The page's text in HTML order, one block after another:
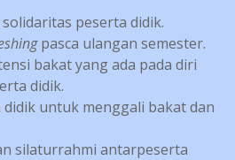
peserta didik.
pasca ulangan semester.
bakat yang ada pada diri
didik.
untuk menggali bakat dan
silaturrahmi antarpeserta